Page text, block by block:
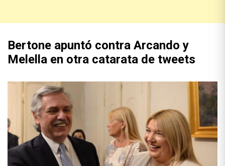
Bertone apuntó contra Arcando y
Melella en otra catarata de tweets